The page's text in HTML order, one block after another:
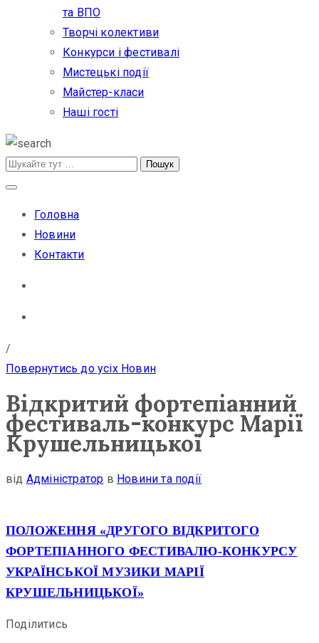
та ВПО
Творчі колективи
Конкурси і фестивалі
Мистецькі події
Майстер-класи
Наші гості
Головна
Новини
Контакти
/
Повернутись до усіх Новин
Відкритий фортепіанний
фестиваль-конкурс Марії
Крушельницької
від Адміністратор в Новини та події
ПОЛОЖЕННЯ «ДРУГОГО ВІДКРИТОГО
ФОРТЕПІАННОГО ФЕСТИВАЛЮ-КОНКУРСУ
УКРАЇНСЬКОЇ МУЗИКИ МАРІЇ
КРУШЕЛЬНИЦЬКОЇ»
Поділитись